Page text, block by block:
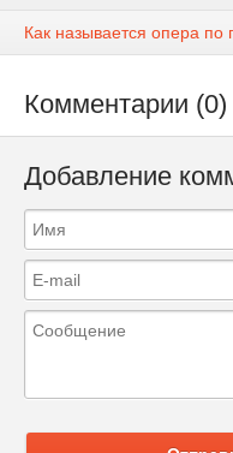
Как называется опера
Комментарии (0)
Добавление